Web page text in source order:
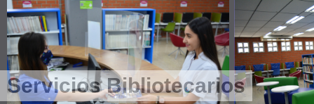
Servicios Bibliotecarios